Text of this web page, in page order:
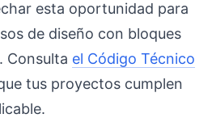
esta oportunidad para
de diseño con bloques
Consulta el Código Técnico
tus proyectos cumplen